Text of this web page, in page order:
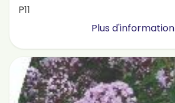
P11
Plus d'information